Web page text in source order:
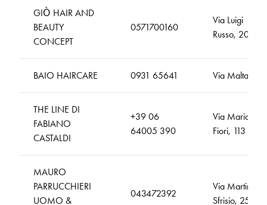
GIÒ HAIR AND
BEAUTY
CONCEPT
0571700160
Via Luigi
Russo, 20
BAIO HAIRCARE 0931 65641 Via Malta, 34
THE LINE DI
FABIANO
CASTALDI
+39 06
64005 390
Via Mario De'
Fiori, 113
MAURO
PARRUCCHIERI
UOMO &
043472392
Via Martiri
Sfrisio, 25